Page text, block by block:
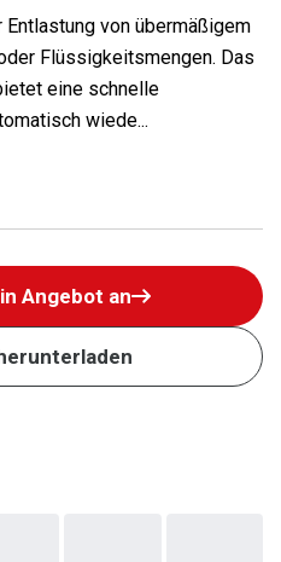
von übermäßigem
Flüssigkeitsmengen. Das
eine schnelle
wiede...
Angebot an